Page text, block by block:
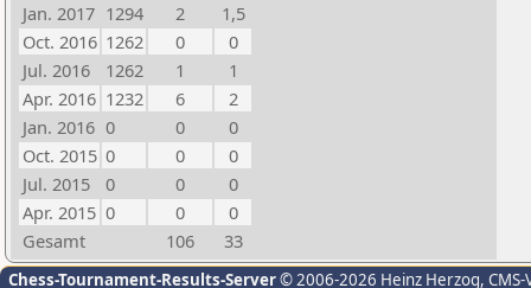
Jan. 2017 1294 2
1,5
Oct. 2016 1262 0
0
Jul. 2016
1262 1
1
Apr. 2016 1232 6
2
Jan. 2016 0 0
0
Oct. 2015 0 0
0
Jul. 2015
0 0
0
Apr. 2015 0 0
0
Gesamt
106 33
Chess-Tournament-Results-Server© 2006-2026 Heinz Herzog,